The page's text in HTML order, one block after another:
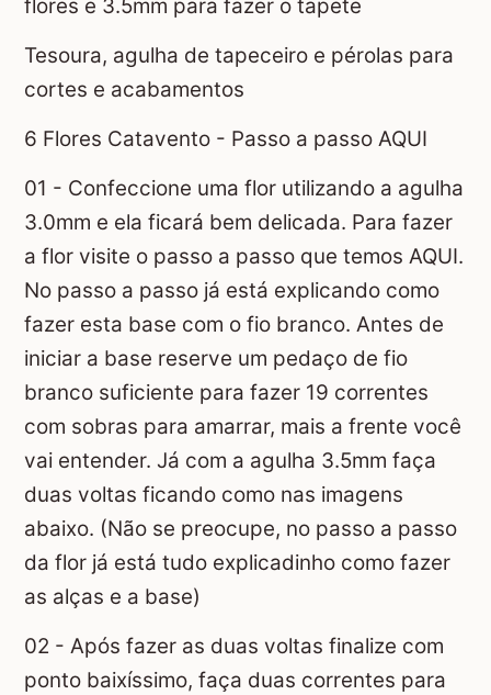
flores e 3.5mm para fazer o tapete
Tesoura, agulha de tapeceiro e pérolas para
cortes e acabamentos
6 Flores Catavento - Passo a passo AQUI
01 - Confeccione uma flor utilizando a agulha
3.0mm e ela ficará bem delicada. Para fazer
a flor visite o passo a passo que temos AQUI.
No passo a passo já está explicando como
fazer esta base com o fio branco. Antes de
iniciar a base reserve um pedaço de fio
branco suficiente para fazer 19 correntes
com sobras para amarrar, mais a frente você
vai entender. Já com a agulha 3.5mm faça
duas voltas ficando como nas imagens
abaixo. (Não se preocupe, no passo a passo
da flor já está tudo explicadinho como fazer
as alças e a base)
02 - Após fazer as duas voltas finalize com
ponto baixíssimo, faça duas correntes para